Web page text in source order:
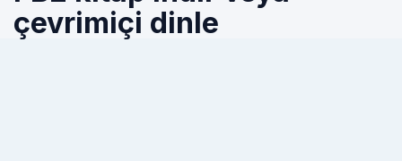
çevrimiçi dinle